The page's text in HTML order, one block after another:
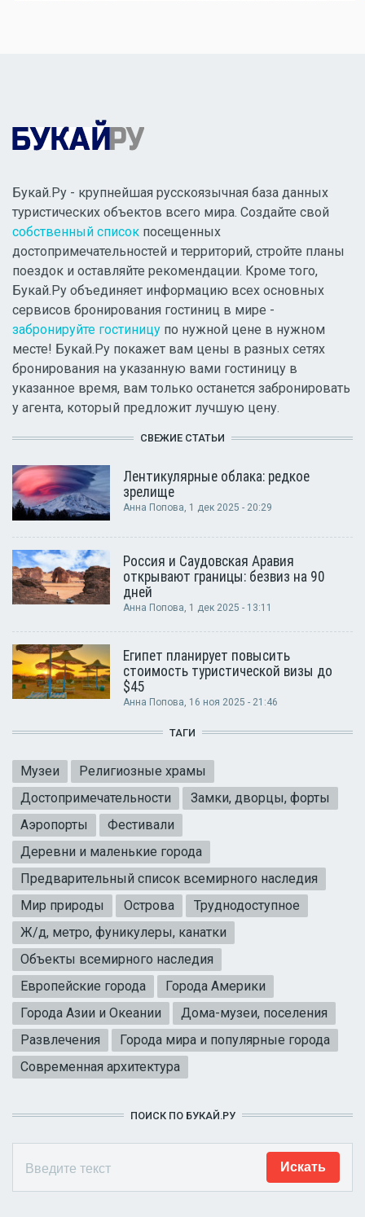
Букай.Ру - крупнейшая русскоязычная база данных
туристических объектов всего мира. Создайте свой
собственный список посещенных
достопримечательностей и территорий, стройте планы
поездок и оставляйте рекомендации. Кроме того,
Букай.Ру объединяет информацию всех основных
сервисов бронирования гостиниц в мире -
забронируйте гостиницу по нужной цене в нужном
месте! Букай.Ру покажет вам цены в разных сетях
бронирования на указанную вами гостиницу в
указанное время, вам только останется забронировать
у агента, который предложит лучшую цену.
СВЕЖИЕ СТАТЬИ
Лентикулярные облака: редкое
зрелище
Анна Попова, 1 дек 2025 - 20:29
Россия и Саудовская Аравия
открывают границы: безвиз на 90
дней
Анна Попова, 1 дек 2025 - 13:11
Египет планирует повысить
стоимость туристической визы до
$45
Анна Попова, 16 ноя 2025 - 21:46
ТАГИ
Музеи
Религиозные храмы
Достопримечательности
Замки, дворцы, форты
Аэропорты
Фестивали
Деревни и маленькие города
Предварительный список всемирного наследия
Мир природы
Острова
Труднодоступное
Ж/д, метро, фуникулеры, канатки
Объекты всемирного наследия
Европейские города
Города Америки
Города Азии и Океании
Дома-музеи, поселения
Развлечения
Города мира и популярные города
Современная архитектура
ПОИСК ПО БУКАЙ.РУ